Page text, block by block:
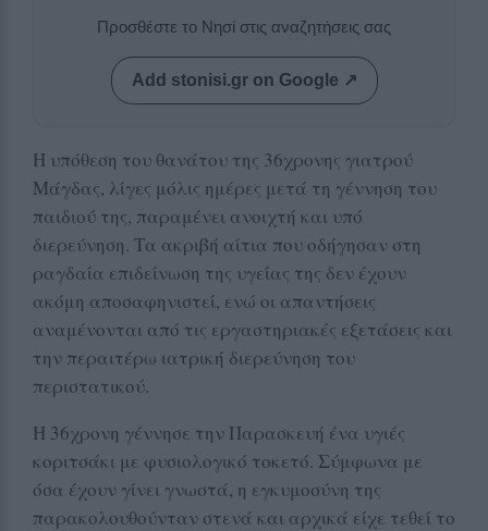
Προσθέστε το Νησί στις αναζητήσεις σας
Add stonisi.gr on Google ↗
Η υπόθεση του θανάτου της 36χρονης γιατρού
Μάγδας, λίγες μόλις ημέρες μετά τη γέννηση του
παιδιού της, παραμένει ανοιχτή και υπό
διερεύνηση. Τα ακριβή αίτια που οδήγησαν στη
ραγδαία επιδείνωση της υγείας της δεν έχουν
ακόμη αποσαφηνιστεί, ενώ οι απαντήσεις
αναμένονται από τις εργαστηριακές εξετάσεις και
την περαιτέρω ιατρική διερεύνηση του
περιστατικού.
Η 36χρονη γέννησε την Παρασκευή ένα υγιές
κοριτσάκι με φυσιολογικό τοκετό. Σύμφωνα με
όσα έχουν γίνει γνωστά, η εγκυμοσύνη της
παρακολουθούνταν στενά και αρχικά είχε τεθεί το